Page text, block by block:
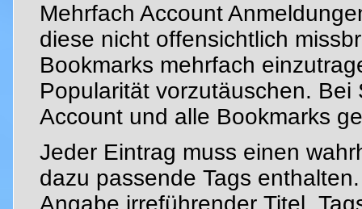
Mehrfach Account
diese nicht offensichtlich
Bookmarks mehrfach
Popularität vorzutäuschen.
Account und alle Bookmarks
Jeder Eintrag muss einen
dazu passende Tags
Angabe irreführender Titel,